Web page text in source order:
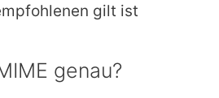
gilt ist
genau?